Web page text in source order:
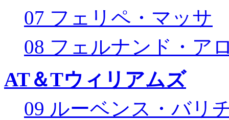
07 フェリペ・マッサ
08 フェルナンド・ア
AT＆Tウィリアムズ
09 ルーベンス・バリ